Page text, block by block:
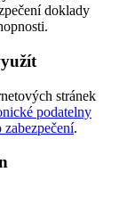
doklady
stránek
podatelny
.